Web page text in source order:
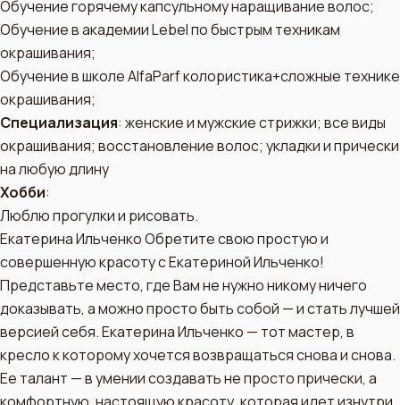
Обучение горячему капсульному наращивание волос;
Обучение в академии Lebel по быстрым техникам
окрашивания;
Обучение в школе AlfaParf колористика+сложные технике
окрашивания;
Специализация: женские и мужские стрижки; все виды
окрашивания; восстановление волос; укладки и прически
на любую длину
Хобби:
Люблю прогулки и рисовать.
Екатерина Ильченко Обретите свою простую и
совершенную красоту с Екатериной Ильченко!
Представьте место, где Вам не нужно никому ничего
доказывать, а можно просто быть собой — и стать лучшей
версией себя. Екатерина Ильченко — тот мастер, в
кресло к которому хочется возвращаться снова и снова.
Ее талант — в умении создавать не просто прически, а
комфортную, настоящую красоту, которая идет изнутри.